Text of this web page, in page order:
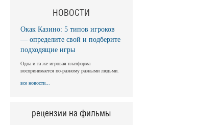
НОВОСТИ
Окак Казино: 5 типов игроков
— определите свой и подберите
подходящие игры
Одна и та же игровая платформа
воспринимается по-разному разными людьми.
все новости...
рецензии на фильмы